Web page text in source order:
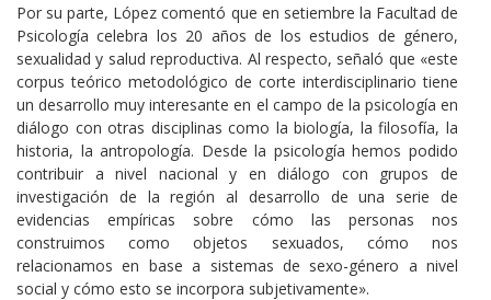
Por su parte, López comentó que en setiembre la Facultad de
Psicología celebra los 20 años de los estudios de género,
sexualidad y salud reproductiva. Al respecto, señaló que «este
corpus teórico metodológico de corte interdisciplinario tiene
un desarrollo muy interesante en el campo de la psicología en
diálogo con otras disciplinas como la biología, la filosofía, la
historia, la antropología. Desde la psicología hemos podido
contribuir a nivel nacional y en diálogo con grupos de
investigación de la región al desarrollo de una serie de
evidencias empíricas sobre cómo las personas nos
construimos como objetos sexuados, cómo nos
relacionamos en base a sistemas de sexo-género a nivel
social y cómo esto se incorpora subjetivamente».